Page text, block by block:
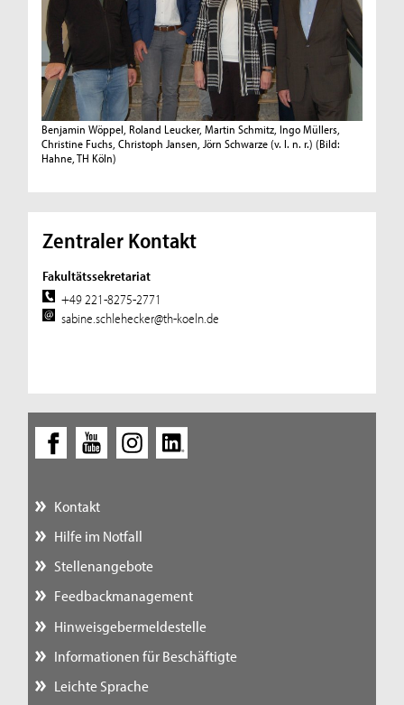
Benjamin Wöppel, Roland Leucker, Martin Schmitz, Ingo Müllers,
Christine Fuchs, Christoph Jansen, Jörn Schwarze (v. l. n. r.) (Bild:
Hahne, TH Köln)
Zentraler Kontakt
Fakultätssekretariat
+49 221-8275-2771
sabine.schlehecker@th-koeln.de
Kontakt
Hilfe im Notfall
Stellenangebote
Feedbackmanagement
Hinweisgebermeldestelle
Informationen für Beschäftigte
Leichte Sprache